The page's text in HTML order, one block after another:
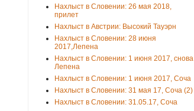
Нахлыст в Словении: 26 мая 2018,
прилет
Нахлыст в Австрии: Высокий Тауэрн
Нахлыст в Словении: 28 июня
2017,Лепена
Нахлыст в Словении: 1 июня 2017, снова
Лепена
Нахлыст в Словении: 1 июня 2017, Соча
Нахлыст в Словении: 31 мая 17, Соча (2)
Нахлыст в Словении: 31.05.17, Соча